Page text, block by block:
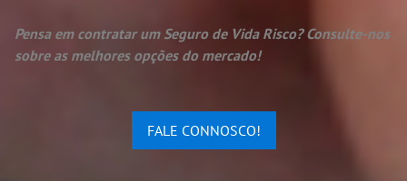
Pensa em contratar um Seguro de Vida Risco? Consulte-nos
sobre as melhores opções do mercado!
FALE CONNOSCO!